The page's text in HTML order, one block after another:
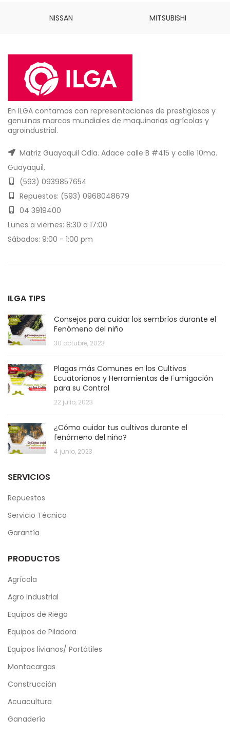
NISSAN MITSUBISHI
En ILGA contamos con representaciones de prestigiosas y
genuinas marcas mundiales de maquinarias agrícolas y
agroindustrial.
Matriz Guayaquil Cdla. Adace calle B #415 y calle 10ma.
Guayaquil,
(593) 0939857654
Repuestos: (593) 0968048679
04 3919400
Lunes a viernes: 8:30 a 17:00
Sábados: 9:00 - 1:00 pm
ILGA TIPS
Consejos para cuidar los sembríos durante el
Fenómeno del niño
30 octubre, 2023
Plagas más Comunes en los Cultivos
Ecuatorianos y Herramientas de Fumigación
para su Control
22 julio, 2023
¿Cómo cuidar tus cultivos durante el
fenómeno del niño?
4 junio, 2023
SERVICIOS
Repuestos
Servicio Técnico
Garantía
PRODUCTOS
Agrícola
Agro Industrial
Equipos de Riego
Equipos de Piladora
Equipos livianos/ Portátiles
Montacargas
Construcción
Acuacultura
Ganadería